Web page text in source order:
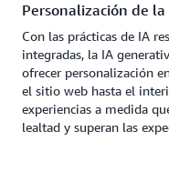
Personalización de
Con las prácticas de IA
integradas, la IA
ofrecer personalización
el sitio web hasta el
experiencias a medida
lealtad y superan las